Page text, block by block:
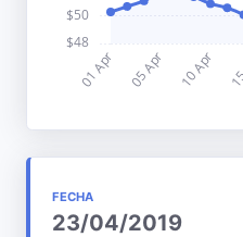
FECHA
23/04/2019